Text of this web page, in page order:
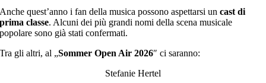
Anche quest’anno i fan della musica possono aspettarsi uncast di
prima classe. Alcuni dei più grandi nomi della scena musicale
popolare sono già stati confermati.
Tra gli altri, al „Sommer Open Air 2026″ ci saranno:
Stefanie Hertel